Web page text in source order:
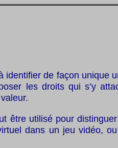
identifier de façon unique
les droits qui s’y
être utilisé pour
dans un jeu vidéo,